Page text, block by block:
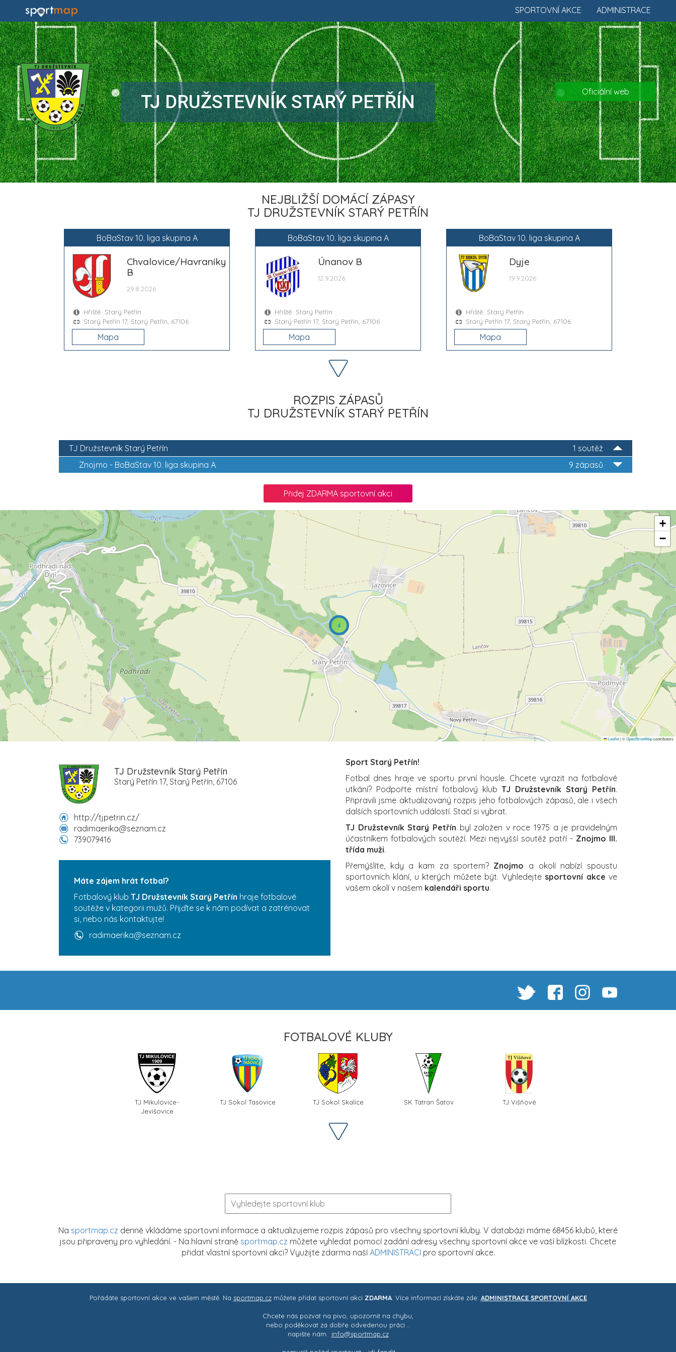
ADMINISTRACE
SPORTOVNÍ AKCE
TJ DRUŽSTEVNÍK STARÝ PETŘÍN Oficiální web
NEJBLIŽŠÍ DOMÁCÍ ZÁPASY
TJ DRUŽSTEVNÍK STARÝ PETŘÍN
BoBaStav 10. liga skupina A
Chvalovice/Havraníky
B
29.8.2026
Hřiště: Starý Petřín
Starý Petřín 17, Starý Petřín, 67106
Mapa
BoBaStav 10. liga skupina A
Únanov B
12.9.2026
Hřiště: Starý Petřín
Starý Petřín 17, Starý Petřín, 67106
Mapa
BoBaStav 10. liga skupina A
Dyje
19.9.2026
Hřiště: Starý Petřín
Starý Petřín 17, Starý Petřín, 67106
Mapa
ROZPIS ZÁPASŮ
TJ DRUŽSTEVNÍK STARÝ PETŘÍN
1 soutěž
TJ Družstevník Starý Petřín
9 zápasů
Znojmo - BoBaStav 10. liga skupina A
Přidej ZDARMA sportovní akci
4
+
−
Leaflet|©OpenStreetMapcontributors
TJ Družstevník Starý Petřín
Starý Petřín 17, Starý Petřín, 67106
http://tjpetrin.cz/
radimaerika@seznam.cz
739079416
Máte zájem hrát fotbal?
Fotbalový klub TJ Družstevník Starý Petřín hraje fotbalové
soutěže v kategorii mužů. Přijďte se k nám podívat a zatrénovat
si, nebo nás kontaktujte!
radimaerika@seznam.cz
Sport Starý Petřín!
Fotbal dnes hraje ve sportu první housle. Chcete vyrazit na fotbalové
utkání? Podpořte místní fotbalový klubTJ Družstevník Starý Petřín.
Připravili jsme aktualizovaný rozpis jeho fotbalových zápasů, ale i všech
dalších sportovních událostí. Stačí si vybrat.
TJ Družstevník Starý Petřín byl založen v roce 1975 a je pravidelným
účastníkem fotbalových soutěží. Mezi nejvyšší soutěž patří - Znojmo III.
třída muži.
Přemýšlíte, kdy a kam za sportem? Znojmo a okolí nabízí spoustu
sportovních klání, u kterých můžete být. Vyhledejte sportovní akce ve
vašem okolí v našem kalendáři sportu.
FOTBALOVÉ KLUBY
TJ Mikulovice-
Jevišovice
TJ Sokol Tasovice TJ Sokol Skalice SK Tatran Šatov TJ Višňové
Na sportmap.cz denně vkládáme sportovní informace a aktualizujeme rozpis zápasů pro všechny sportovní kluby. V databázi máme 68456 klubů, které
jsou připraveny pro vyhledání. - Na hlavní straně sportmap.cz můžete vyhledat pomocí zadání adresy všechny sportovní akce ve vaší blízkosti. Chcete
přidat vlastní sportovní akci? Využijte zdarma naší ADMINISTRACI pro sportovní akce.
Pořádáte sportovní akce ve vašem městě. Na sportmap.czmůžete přidat sportovní akci ZDARMA. Více informací získáte zde: ADMINISTRACE SPORTOVNÍ AKCE
Chcete nás pozvat na pivo, upozornit na chybu,
nebo poděkovat za dobře odvedenou práci ..
napište nám.. info@sportmap.cz